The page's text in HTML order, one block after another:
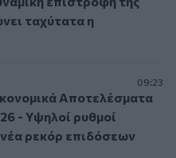
ταχύτατα η
09:23
Αποτελέσματα
- Υψηλοί ρυθμοί
ρεκόρ επιδόσεων